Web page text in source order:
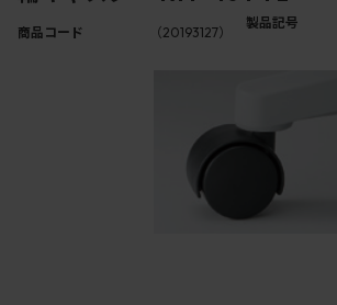
商品コード （20193127）
製品記号